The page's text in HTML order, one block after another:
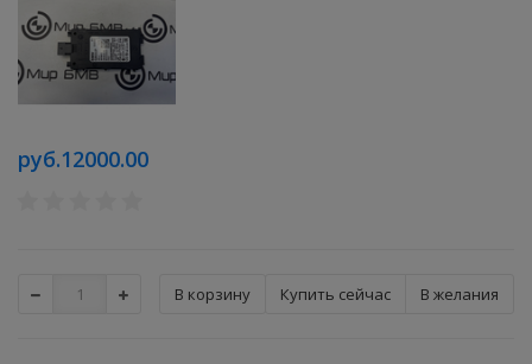
руб.12000.00
Купить сейчас В желания